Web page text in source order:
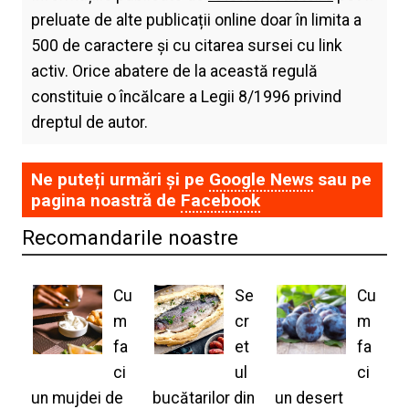
preluate de alte publicații online doar în limita a
500 de caractere și cu citarea sursei cu link
activ. Orice abatere de la această regulă
constituie o încălcare a Legii 8/1996 privind
dreptul de autor.
Ne puteți urmări și pe Google Newssau pe
pagina noastră de Facebook
Recomandarile noastre
Cu
m
fa
ci
un mujdei de
Se
cr
et
ul
bucătarilor din
Cu
m
fa
ci
un desert